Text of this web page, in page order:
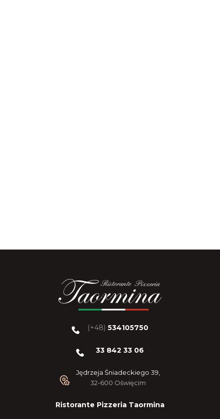
(+48) 534105750
33 842 33 06
Jędrzeja Śniadeckiego 39,
32-600 Oświęcim
Ristorante Pizzeria Taormina